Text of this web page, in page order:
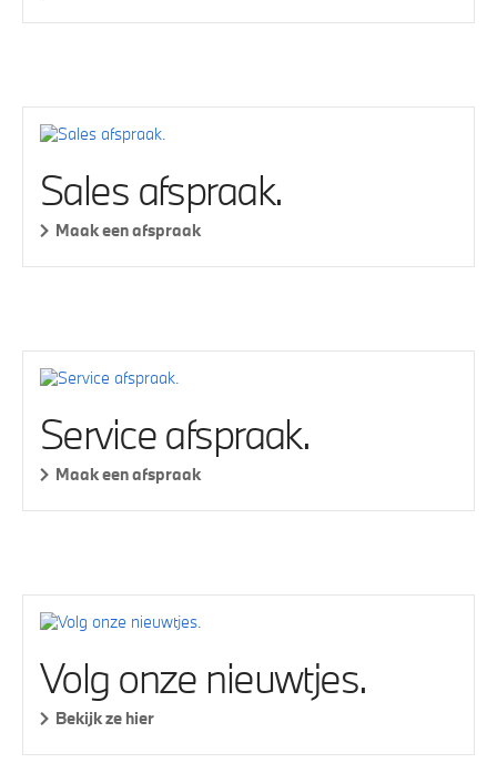
Sales afspraak.
Maak een afspraak
Service afspraak.
Maak een afspraak
Volg onze nieuwtjes.
Bekijk ze hier